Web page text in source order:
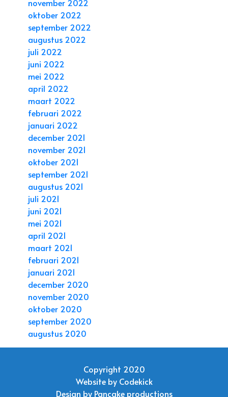
november 2022
oktober 2022
september 2022
augustus 2022
juli 2022
juni 2022
mei 2022
april 2022
maart 2022
februari 2022
januari 2022
december 2021
november 2021
oktober 2021
september 2021
augustus 2021
juli 2021
juni 2021
mei 2021
april 2021
maart 2021
februari 2021
januari 2021
december 2020
november 2020
oktober 2020
september 2020
augustus 2020
Copyright 2020
Website by Codekick
Design by Pancake productions